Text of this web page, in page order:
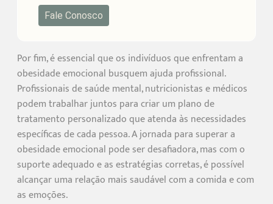
Fale Conosco
Por fim, é essencial que os indivíduos que enfrentam a
obesidade emocional busquem ajuda profissional.
Profissionais de saúde mental, nutricionistas e médicos
podem trabalhar juntos para criar um plano de
tratamento personalizado que atenda às necessidades
específicas de cada pessoa. A jornada para superar a
obesidade emocional pode ser desafiadora, mas com o
suporte adequado e as estratégias corretas, é possível
alcançar uma relação mais saudável com a comida e com
as emoções.